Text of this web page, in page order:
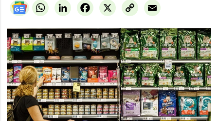
WhatsAppLinkedIn X
Facebook
Copy
Link
Email